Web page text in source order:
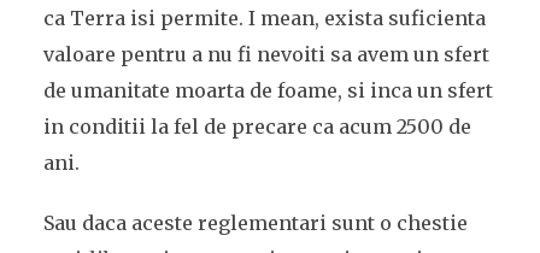
ca Terra isi permite. I mean, exista suficienta
valoare pentru a nu fi nevoiti sa avem un sfert
de umanitate moarta de foame, si inca un sfert
in conditii la fel de precare ca acum 2500 de
ani.
Sau daca aceste reglementari sunt o chestie